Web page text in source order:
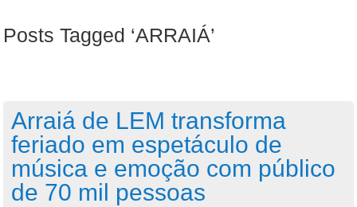
Posts Tagged ‘ARRAIÁ’
Arraiá de LEM transforma
feriado em espetáculo de
música e emoção com público
de 70 mil pessoas